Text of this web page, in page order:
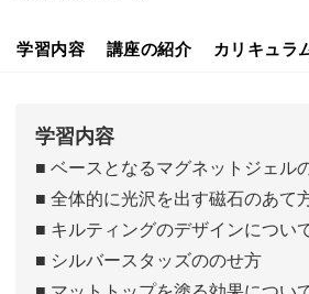
学習内容 講座の紹介 カリキュラ
学習内容
■ ベースとなるマグネットジェル
■ 全体的に光沢を出す磁石のあて
■ キルティングのデザインについ
■ シルバースタッズののせ方